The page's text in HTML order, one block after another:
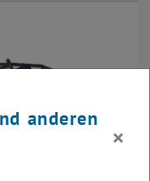
anderen
×